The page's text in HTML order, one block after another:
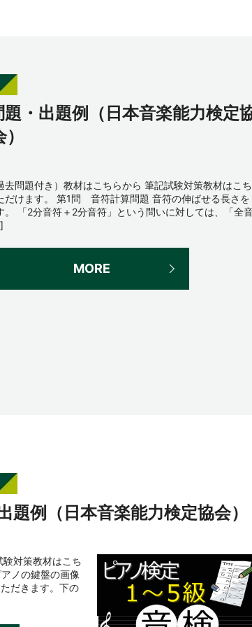
・出題例（日本音楽能力検定
去問題付き）教材はこちらから 筆記試験対策教材はこち
だけます。 第1問 音符計算問題 音符の伸ばせる長さを
。 「2分音符＋2分音符」という問いに対しては、「全
MORE
題例（日本音楽能力検定協会）
対策教材はこち
ノの鍵盤の画像
だきます。下の